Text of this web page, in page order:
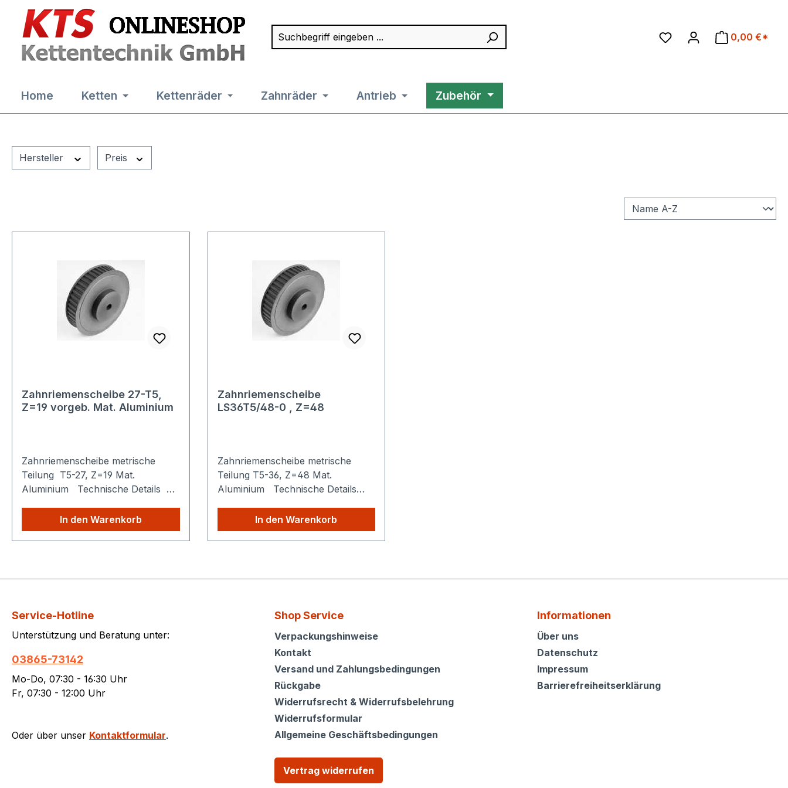
Hauptinhalt springen
Zur Suche springen
Zur Hauptnavigation springen
Suchbegriff eingeben ...
0,00 €*
Home Ketten Kettenräder Zahnräder Antrieb Zubehör
Hersteller Preis
Zahnriemenscheibe 27-T5,
Z=19 vorgeb. Mat. Aluminium
Zahnriemenscheibe metrische
Teilung T5-27, Z=19 Mat.
Aluminium Technische Details
wie viele Produkte Sie aus
unserem Shop kaufen, Sie zahlen
In den Warenkorb
Zahnriemenscheibe
LS36T5/48-0 , Z=48
Zahnriemenscheibe metrische
Teilung T5-36, Z=48 Mat.
Aluminium Technische Details
wie viele Produkte Sie aus
unserem Shop kaufen, Sie zahlen
In den Warenkorb
Service-Hotline
Unterstützung und Beratung unter:
03865-73142
Mo-Do, 07:30 - 16:30 Uhr
Fr, 07:30 - 12:00 Uhr
Oder über unser Kontaktformular.
Shop Service
Shop Service
Verpackungshinweise
Kontakt
Versand und Zahlungsbedingungen
Rückgabe
Widerrufsrecht & Widerrufsbelehrung
Widerrufsformular
Allgemeine Geschäftsbedingungen
Vertrag widerrufen
Informationen
Informationen
Über uns
Datenschutz
Impressum
Barrierefreiheitserklärung